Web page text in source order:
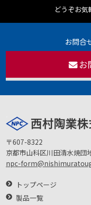
どうぞお気
お問合
お
〒607-8322
京都市山科区川田清水焼団
npc-
トップページ
製品一覧